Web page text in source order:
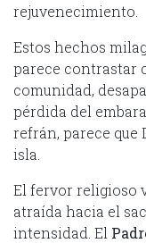
rejuvenecimiento.
Estos hechos
parece contrastar
comunidad,
pérdida del
refrán, parece que
isla.
El fervor religioso
atraída hacia el
intensidad. El